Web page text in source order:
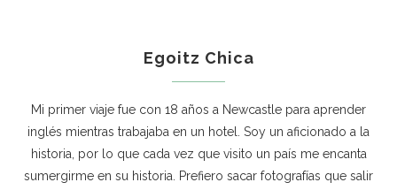
Egoitz Chica
Mi primer viaje fue con 18 años a Newcastle para aprender
inglés mientras trabajaba en un hotel. Soy un aficionado a la
historia, por lo que cada vez que visito un país me encanta
sumergirme en su historia. Prefiero sacar fotografías que salir